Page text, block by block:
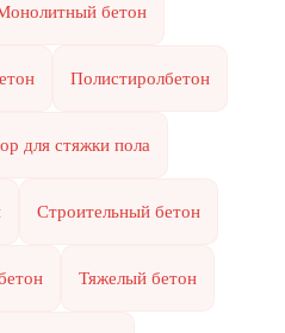
бетон
Полистиролбетон
для стяжки пола
Строительный бетон
Тяжелый бетон